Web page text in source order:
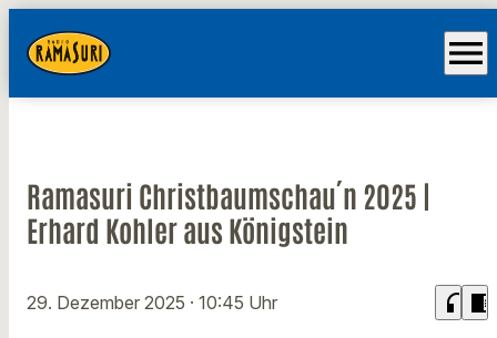
menu
Ramasuri Christbaumschau´n 2025 |
Erhard Kohler aus Königstein
29. Dezember 2025 · 10:45 Uhr headphones chrome_reader_mode